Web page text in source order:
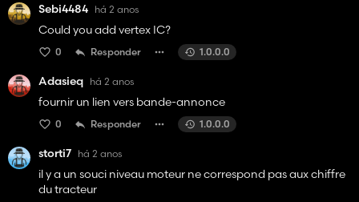
Sebi4484 há 2 anos
Could you add vertex IC?
0 Responder 1.0.0.0
Adasieq há 2 anos
fournir un lien vers bande-annonce
0 Responder 1.0.0.0
storti7 há 2 anos
il y a un souci niveau moteur ne correspond pas aux chiffre
du tracteur